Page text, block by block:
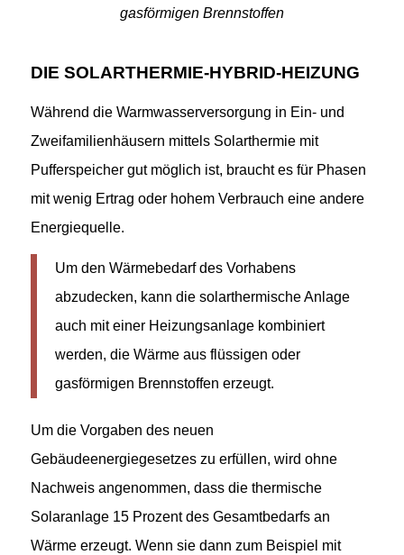
gasförmigen Brennstoffen
DIE SOLARTHERMIE-HYBRID-HEIZUNG
Während die Warmwasserversorgung in Ein- und
Zweifamilienhäusern mittels Solarthermie mit
Pufferspeicher gut möglich ist, braucht es für Phasen
mit wenig Ertrag oder hohem Verbrauch eine andere
Energiequelle.
Um den Wärmebedarf des Vorhabens
abzudecken, kann die solarthermische Anlage
auch mit einer Heizungsanlage kombiniert
werden, die Wärme aus flüssigen oder
gasförmigen Brennstoffen erzeugt.
Um die Vorgaben des neuen
Gebäudeenergiegesetzes zu erfüllen, wird ohne
Nachweis angenommen, dass die thermische
Solaranlage 15 Prozent des Gesamtbedarfs an
Wärme erzeugt. Wenn sie dann zum Beispiel mit